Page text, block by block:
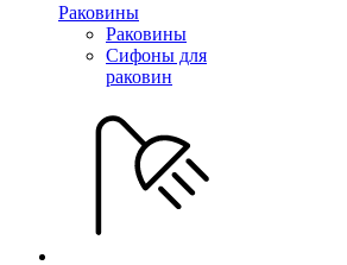
Раковины
Раковины
Сифоны для
раковин